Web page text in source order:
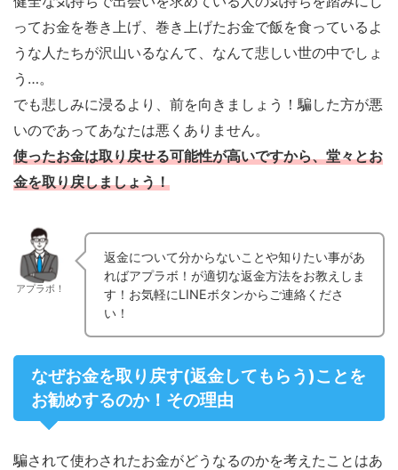
ってお金を巻き上げ、巻き上げたお金で飯を食っているよ
うな人たちが沢山いるなんて、なんて悲しい世の中でしょ
う…。
でも悲しみに浸るより、前を向きましょう！騙した方が悪
いのであってあなたは悪くありません。
使ったお金は取り戻せる可能性が高いですから、堂々とお
金を取り戻しましょう！
アプラボ！
返金について分からないことや知りたい事があ
ればアプラボ！が適切な返金方法をお教えしま
す！お気軽にLINEボタンからご連絡くださ
い！
なぜお金を取り戻す(返金してもらう)ことを
お勧めするのか！その理由
騙されて使わされたお金がどうなるのかを考えたことはあ